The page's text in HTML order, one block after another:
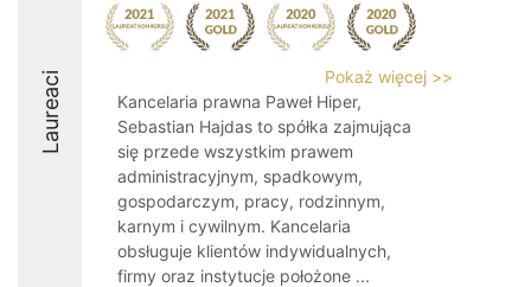
Laureaci
Pokaż więcej >>
Kancelaria prawna Paweł Hiper,
Sebastian Hajdas to spółka zajmująca
się przede wszystkim prawem
administracyjnym, spadkowym,
gospodarczym, pracy, rodzinnym,
karnym i cywilnym. Kancelaria
obsługuje klientów indywidualnych,
firmy oraz instytucje położone ...